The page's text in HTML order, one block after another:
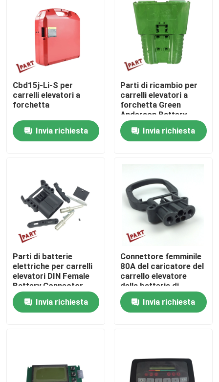
Casa
Chi siamo
Prodotti
Video
Parti della batteria del carrello elevatore
Ruota motrice del carrello elevatore
Regolatore del motore del carrello elevatore
Luci del carrello elevatore del LED
Cbd15j-Li-S per
carrelli elevatori a
forchetta
Invia richiesta
Parti di ricambio per
carrelli elevatori a
forchetta Green
Anderson Battery
Connector SBE320
320A 150VInvia richiesta
Parti di batterie
elettriche per carrelli
elevatori DIN Female
Battery Connector
80A per esigenze
personalizzate
Invia richiesta
Connettore femminile
80A del caricatore del
carrello elevatore
della batteria di
BACCANO elettrico
delle partiInvia richiesta